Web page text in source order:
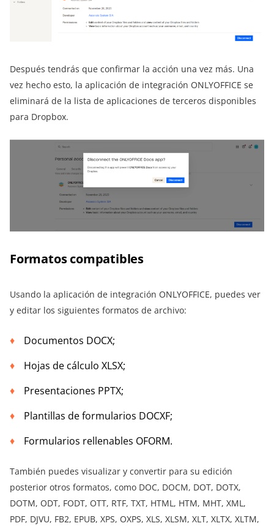
Después tendrás que confirmar la acción una vez más. Una
vez hecho esto, la aplicación de integración ONLYOFFICE se
eliminará de la lista de aplicaciones de terceros disponibles
para Dropbox.
Formatos compatibles
Usando la aplicación de integración ONLYOFFICE, puedes ver
y editar los siguientes formatos de archivo:
Documentos DOCX;
Hojas de cálculo XLSX;
Presentaciones PPTX;
Plantillas de formularios DOCXF;
Formularios rellenables OFORM.
También puedes visualizar y convertir para su edición
posterior otros formatos, como DOC, DOCM, DOT, DOTX,
DOTM, ODT, FODT, OTT, RTF, TXT, HTML, HTM, MHT, XML,
PDF, DJVU, FB2, EPUB, XPS, OXPS, XLS, XLSM, XLT, XLTX, XLTM,